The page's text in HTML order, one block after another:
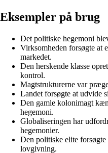
Eksempler på brug
Det politiske hegemoni
Virksomheden forsøgte at
markedet.
Den herskende klasse
kontrol.
Magtstrukturerne var
Landet forsøgte at udvide
Den gamle kolonimagt
hegemoni.
Globaliseringen har
hegemonier.
Den politiske elite
lovgivning.